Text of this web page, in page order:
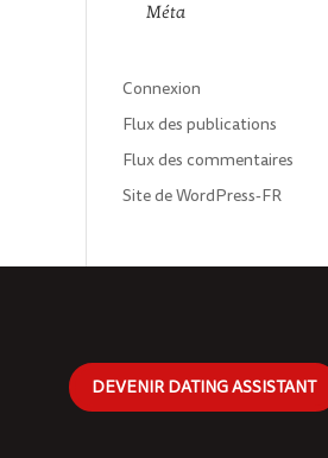
Méta
Connexion
Flux des publications
Flux des commentaires
Site de WordPress-FR
DEVENIR DATING ASSISTANT